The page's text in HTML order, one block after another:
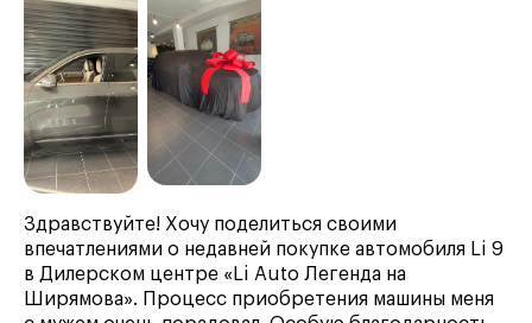
Здравствуйте! Хочу поделиться своими
впечатлениями о недавней покупке автомобиля Li 9
в Дилерском центре «Li Auto Легенда на
Ширямова». Процесс приобретения машины меня